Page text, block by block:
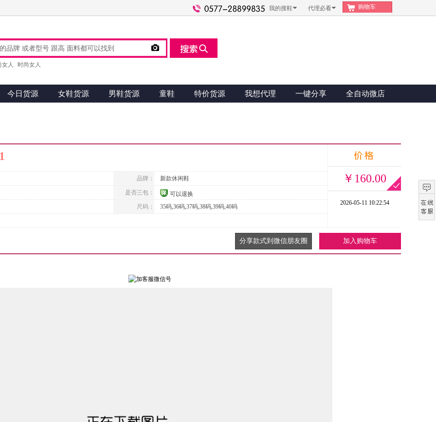
我的搜鞋 代理必看 购物车

女人 时尚女人
今日货源 女鞋货源 男鞋货源 童鞋 特价货源 我想代理 一键分享 全自动微店
￥160.00
2026-05-11 10:22:54
品牌： 新款休闲鞋
是否三包：
可以退换
尺码： 35码,36码,37码,38码,39码,40码
加入购物车
分享款式到微信朋友圈